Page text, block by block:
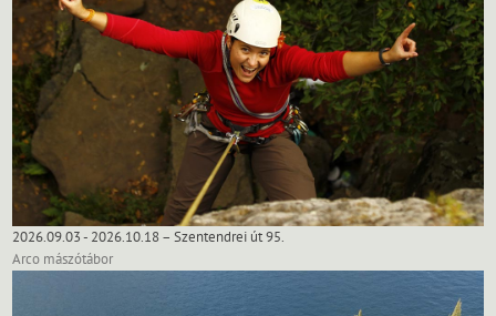
2026.09.03 - 2026.10.18 – Szentendrei út 95.
Arco mászótábor